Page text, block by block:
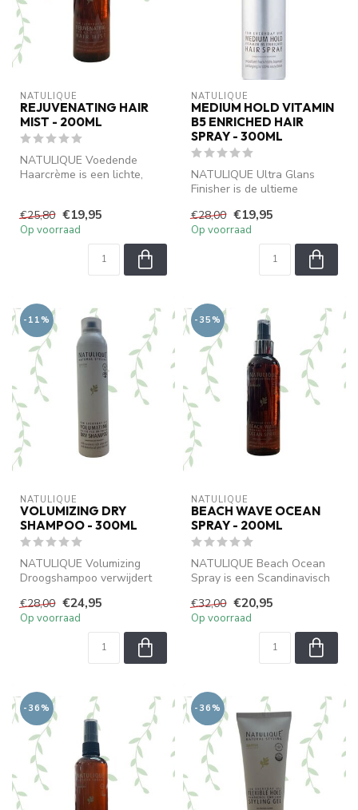
NATULIQUE
REJUVENATING HAIR
MIST - 200ML
NATULIQUE Voedende
Haarcrème is een lichte,
€25,80 €19,95
Op voorraad
NATULIQUE
MEDIUM HOLD VITAMIN
B5 ENRICHED HAIR
SPRAY - 300ML
NATULIQUE Ultra Glans
Finisher is de ultieme
Deze lic...
€28,00 €19,95
Op voorraad
-11%
NATULIQUE
VOLUMIZING DRY
SHAMPOO - 300ML
NATULIQUE Volumizing
Droogshampoo verwijdert
en ...
€28,00 €24,95
Op voorraad
-35%
NATULIQUE
BEACH WAVE OCEAN
SPRAY - 200ML
NATULIQUE Beach Ocean
Spray is een Scandinavisch
verr...
€32,00 €20,95
Op voorraad
-36% -36%